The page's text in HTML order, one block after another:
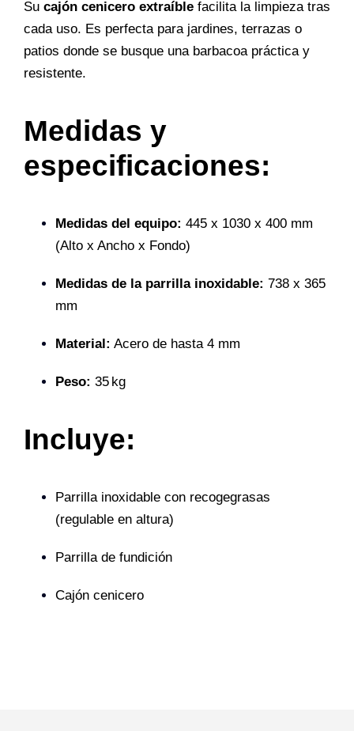
Su cajón cenicero extraíblefacilita la limpieza tras
cada uso. Es perfecta para jardines, terrazas o
patios donde se busque una barbacoa práctica y
resistente.
Medidas y
especificaciones:
Medidas del equipo: 445 x 1030 x 400 mm
(Alto x Ancho x Fondo)
Medidas de la parrilla inoxidable: 738 x 365
mm
Material: Acero de hasta 4 mm
Peso: 35 kg
Incluye:
Parrilla inoxidable con recogegrasas
(regulable en altura)
Parrilla de fundición
Cajón cenicero